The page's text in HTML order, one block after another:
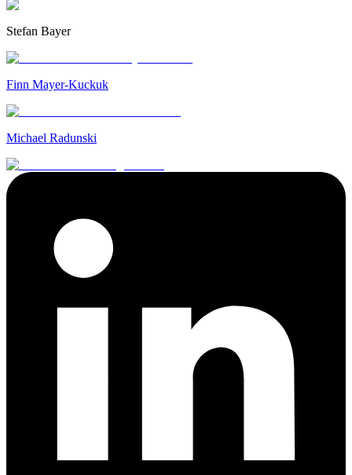
Stefan Bayer
Finn Mayer-Kuckuk
Michael Radunski